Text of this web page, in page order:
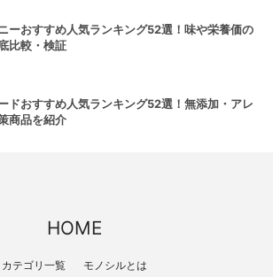
ーおすすめ人気ランキング52選！味や栄養価の
比較・検証
ドおすすめ人気ランキング52選！無添加・アレ
商品を紹介
HOME
カテゴリ一覧 モノシルとは